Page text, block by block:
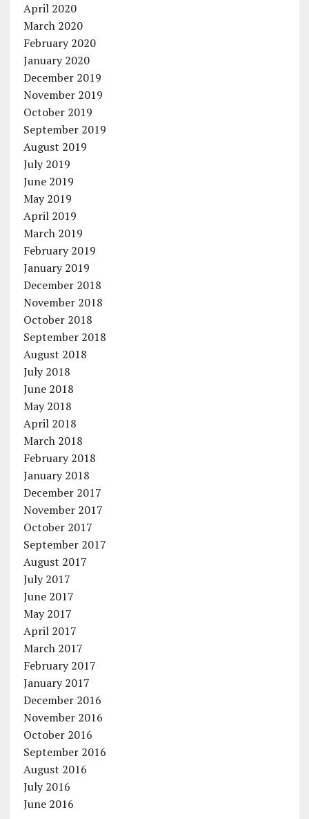
April 2020
March 2020
February 2020
January 2020
December 2019
November 2019
October 2019
September 2019
August 2019
July 2019
June 2019
May 2019
April 2019
March 2019
February 2019
January 2019
December 2018
November 2018
October 2018
September 2018
August 2018
July 2018
June 2018
May 2018
April 2018
March 2018
February 2018
January 2018
December 2017
November 2017
October 2017
September 2017
August 2017
July 2017
June 2017
May 2017
April 2017
March 2017
February 2017
January 2017
December 2016
November 2016
October 2016
September 2016
August 2016
July 2016
June 2016